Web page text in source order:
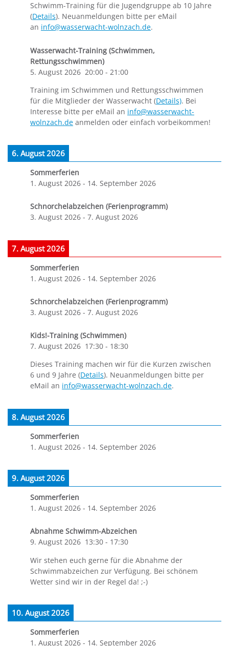
Schwimm-Training für die Jugendgruppe ab 10 Jahre
(Details). Neuanmeldungen bitte per eMail
an info@wasserwacht-wolnzach.de.
Wasserwacht-Training (Schwimmen,
Rettungsschwimmen)
5. August 2026 20:00 - 21:00
Training im Schwimmen und Rettungsschwimmen
für die Mitglieder der Wasserwacht (Details). Bei
Interesse bitte per eMail an info@wasserwacht-
wolnzach.de anmelden oder einfach vorbeikommen!
6. August 2026
Sommerferien
1. August 2026 - 14. September 2026
Schnorchelabzeichen (Ferienprogramm)
3. August 2026 - 7. August 2026
7. August 2026
Sommerferien
1. August 2026 - 14. September 2026
Schnorchelabzeichen (Ferienprogramm)
3. August 2026 - 7. August 2026
Kids!-Training (Schwimmen)
7. August 2026 17:30 - 18:30
Dieses Training machen wir für die Kurzen zwischen
6 und 9 Jahre (Details). Neuanmeldungen bitte per
eMail an info@wasserwacht-wolnzach.de.
8. August 2026
Sommerferien
1. August 2026 - 14. September 2026
9. August 2026
Sommerferien
1. August 2026 - 14. September 2026
Abnahme Schwimm-Abzeichen
9. August 2026 13:30 - 17:30
Wir stehen euch gerne für die Abnahme der
Schwimmabzeichen zur Verfügung. Bei schönem
Wetter sind wir in der Regel da! ;-)
10. August 2026
Sommerferien
1. August 2026 - 14. September 2026